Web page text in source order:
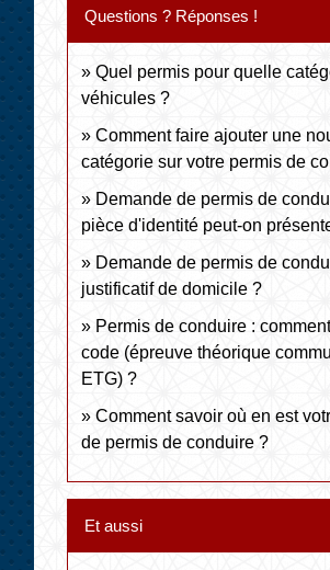
Questions ? Réponses !
Quel permis pour quelle
véhicules ?
Comment faire ajouter une
catégorie sur votre permis de
Demande de permis de
pièce d'identité peut-on
Demande de permis de
justificatif de domicile ?
Permis de conduire :
code (épreuve théorique
ETG) ?
Comment savoir où en est
de permis de conduire ?
Et aussi